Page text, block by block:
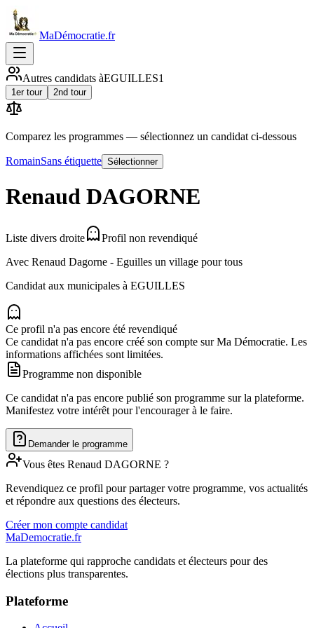
MaDémocratie.fr
Autres candidats àEGUILLES1
1er tour 2nd tour
Comparez les programmes — sélectionnez un candidat ci-dessous
RomainSans étiquette Sélectionner
Renaud DAGORNE
Liste divers droite
Profil non revendiqué
Avec Renaud Dagorne - Eguilles un village pour tous
Candidat aux municipales à EGUILLES
Ce profil n'a pas encore été revendiqué
Ce candidat n'a pas encore créé son compte sur Ma Démocratie. Les
informations affichées sont limitées.
Programme non disponible
Ce candidat n'a pas encore publié son programme sur la plateforme.
Manifestez votre intérêt pour l'encourager à le faire.
Demander le programme
Vous êtes Renaud DAGORNE ?
Revendiquez ce profil pour partager votre programme, vos actualités
et répondre aux questions des électeurs.
Créer mon compte candidat
MaDemocratie.fr
La plateforme qui rapproche candidats et électeurs pour des
élections plus transparentes.
Plateforme